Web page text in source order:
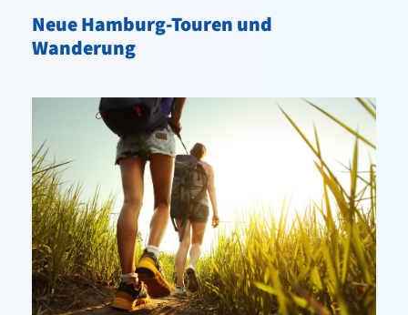
Neue Hamburg-Touren und
Wanderung